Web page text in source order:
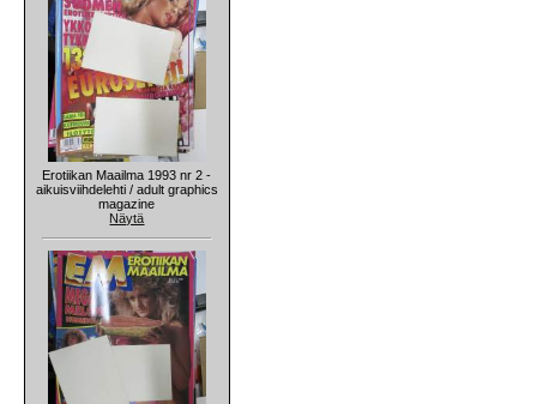
Erotiikan Maailma 1993 nr 2 -
aikuisviihdelehti / adult graphics
magazine
Näytä